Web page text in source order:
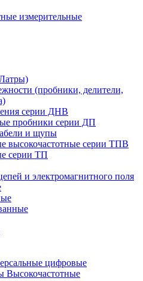
измерительные
(пробники, делители,
серии ДНВ
пробники серии ДП
и щупы
высокочастотные серии ТПВ
серии ТП
и электромагнитного поля
цифровые
Высокочастотные